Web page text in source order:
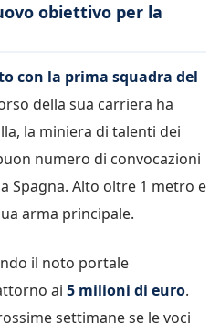
obiettivo per la
con la prima squadra del
della sua carriera ha
la miniera di talenti dei
numero di convocazioni
Spagna. Alto oltre 1 metro e
arma principale.
il noto portale
ai 5 milioni di euro.
settimane se le voci